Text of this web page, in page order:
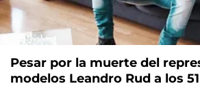
Pesar por la muerte del
modelos Leandro Rud a los